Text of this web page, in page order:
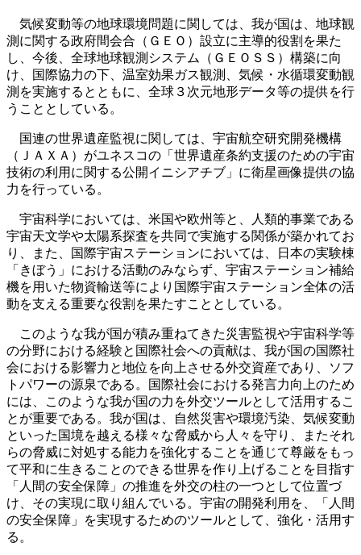
気候変動等の地球環境問題に関しては、我が国は、地球観
測に関する政府間会合（ＧＥＯ）設立に主導的役割を果た
し、今後、全球地球観測システム（ＧＥＯＳＳ）構築に向
け、国際協力の下、温室効果ガス観測、気候・水循環変動観
測を実施するとともに、全球３次元地形データ等の提供を行
うこととしている。
国連の世界遺産監視に関しては、宇宙航空研究開発機構
（ＪＡＸＡ）がユネスコの「世界遺産条約支援のための宇宙
技術の利用に関する公開イニシアチブ」に衛星画像提供の協
力を行っている。
宇宙科学においては、米国や欧州等と、人類的事業である
宇宙天文学や太陽系探査を共同で実施する関係が築かれてお
り、また、国際宇宙ステーションにおいては、日本の実験棟
「きぼう」における活動のみならず、宇宙ステーション補給
機を用いた物資輸送等により国際宇宙ステーション全体の活
動を支える重要な役割を果たすこととしている。
このような我が国が積み重ねてきた災害監視や宇宙科学等
の分野における経験と国際社会への貢献は、我が国の国際社
会における影響力と地位を向上させる外交資産であり、ソフ
トパワーの源泉である。国際社会における発言力向上のため
には、このような我が国の力を外交ツールとして活用するこ
とが重要である。我が国は、自然災害や環境汚染、気候変動
といった国境を越える様々な脅威から人々を守り、またそれ
らの脅威に対処する能力を強化することを通じて尊厳をもっ
て平和に生きることのできる世界を作り上げることを目指す
「人間の安全保障」の推進を外交の柱の一つとして位置づ
け、その実現に取り組んでいる。宇宙の開発利用を、「人間
の安全保障」を実現するためのツールとして、強化・活用す
る。